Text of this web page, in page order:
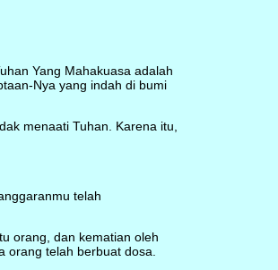
Yang Mahakuasa adalah
Nya yang indah di bumi
menaati Tuhan. Karena itu,
telah
orang, dan kematian oleh
orang telah berbuat dosa.